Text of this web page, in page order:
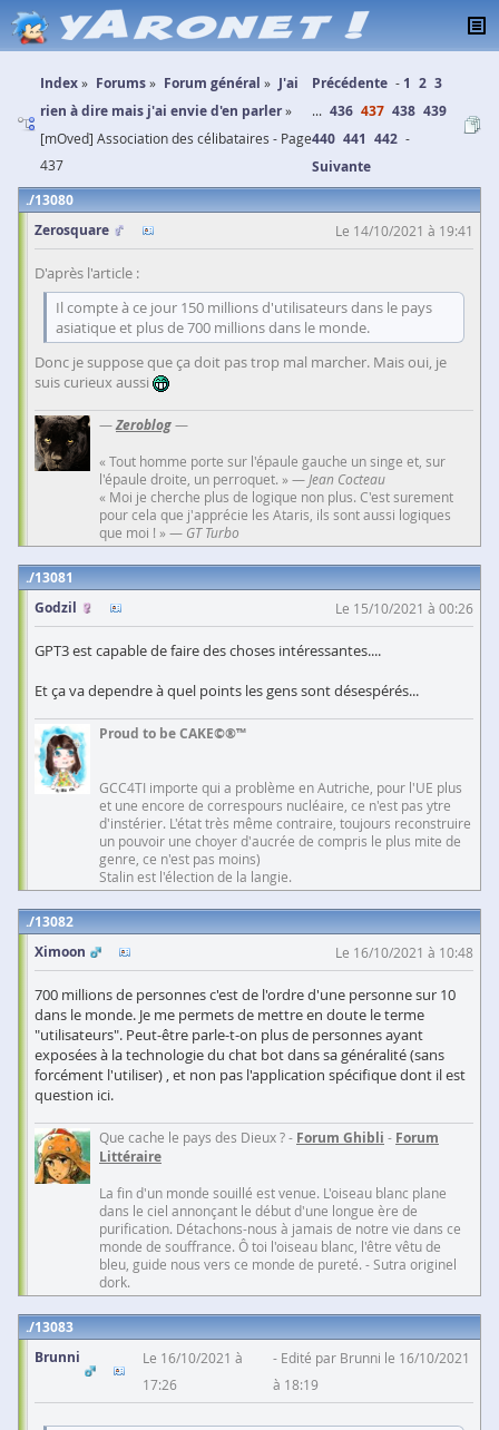
Index Forums Forum général
J'ai
rien à dire mais j'ai envie d'en parler
[mOved] Association des célibataires - Page
437
Précédente 1 2 3
... 436 437 438 439
440 441 442
Suivante
13080
Zerosquare
Le 14/10/2021 à 19:41
D'après l'article :
Il compte à ce jour 150 millions d'utilisateurs dans le pays
asiatique et plus de 700 millions dans le monde.
Donc je suppose que ça doit pas trop mal marcher. Mais oui, je
suis curieux aussi
—Zeroblog—
« Tout homme porte sur l'épaule gauche un singe et, sur
l'épaule droite, un perroquet. » — Jean Cocteau
« Moi je cherche plus de logique non plus. C'est surement
pour cela que j'apprécie les Ataris, ils sont aussi logiques
que moi ! » — GT Turbo
13081
Godzil
Le 15/10/2021 à 00:26
GPT3 est capable de faire des choses intéressantes....
Et ça va dependre à quel points les gens sont désespérés...
Proud to be CAKE©®™
GCC4TI importe qui a problème en Autriche, pour l'UE plus
et une encore de correspours nucléaire, ce n'est pas ytre
d'instérier. L'état très même contraire, toujours reconstruire
un pouvoir une choyer d'aucrée de compris le plus mite de
genre, ce n'est pas moins)
Stalin est l'élection de la langie.
13082
Ximoon
Le 16/10/2021 à 10:48
700 millions de personnes c'est de l'ordre d'une personne sur 10
dans le monde. Je me permets de mettre en doute le terme
"utilisateurs". Peut-être parle-t-on plus de personnes ayant
exposées à la technologie du chat bot dans sa généralité (sans
forcément l'utiliser) , et non pas l'application spécifique dont il est
question ici.
Que cache le pays des Dieux ? - Forum Ghibli - Forum
Littéraire
La fin d'un monde souillé est venue. L'oiseau blanc plane
dans le ciel annonçant le début d'une longue ère de
purification. Détachons-nous à jamais de notre vie dans ce
monde de souffrance. Ô toi l'oiseau blanc, l'être vêtu de
bleu, guide nous vers ce monde de pureté. - Sutra originel
dork.
13083
Brunni
Le 16/10/2021 à
17:26
Edité par Brunni le 16/10/2021
à 18:19